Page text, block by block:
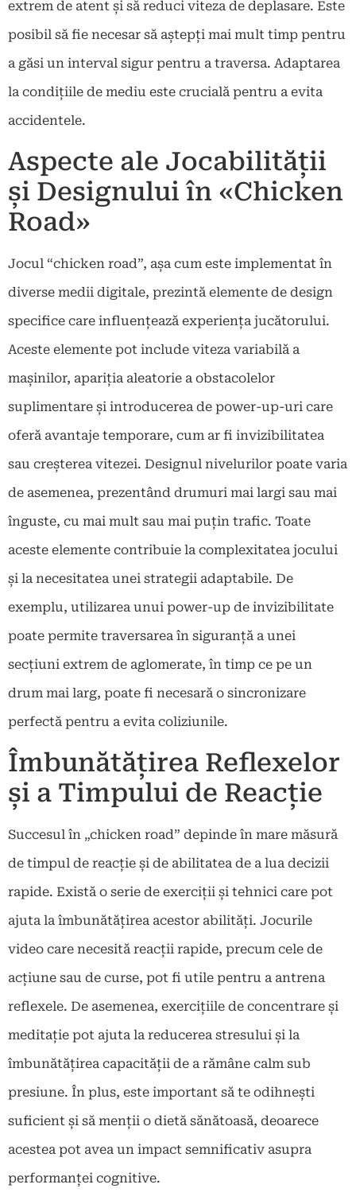
extrem de atent și să reduci viteza de deplasare. Este
posibil să fie necesar să aștepți mai mult timp pentru
a găsi un interval sigur pentru a traversa. Adaptarea
la condițiile de mediu este crucială pentru a evita
accidentele.
Aspecte ale Jocabilității
și Designului în «Chicken
Road»
Jocul “chicken road”, așa cum este implementat în
diverse medii digitale, prezintă elemente de design
specifice care influențează experiența jucătorului.
Aceste elemente pot include viteza variabilă a
mașinilor, apariția aleatorie a obstacolelor
suplimentare și introducerea de power-up-uri care
oferă avantaje temporare, cum ar fi invizibilitatea
sau creșterea vitezei. Designul nivelurilor poate varia
de asemenea, prezentând drumuri mai largi sau mai
înguste, cu mai mult sau mai puțin trafic. Toate
aceste elemente contribuie la complexitatea jocului
și la necesitatea unei strategii adaptabile. De
exemplu, utilizarea unui power-up de invizibilitate
poate permite traversarea în siguranță a unei
secțiuni extrem de aglomerate, în timp ce pe un
drum mai larg, poate fi necesară o sincronizare
perfectă pentru a evita coliziunile.
Îmbunătățirea Reflexelor
și a Timpului de Reacție
Succesul în „chicken road” depinde în mare măsură
de timpul de reacție și de abilitatea de a lua decizii
rapide. Există o serie de exerciții și tehnici care pot
ajuta la îmbunătățirea acestor abilități. Jocurile
video care necesită reacții rapide, precum cele de
acțiune sau de curse, pot fi utile pentru a antrena
reflexele. De asemenea, exercițiile de concentrare și
meditație pot ajuta la reducerea stresului și la
îmbunătățirea capacității de a rămâne calm sub
presiune. În plus, este important să te odihnești
suficient și să menții o dietă sănătoasă, deoarece
acestea pot avea un impact semnificativ asupra
performanței cognitive.